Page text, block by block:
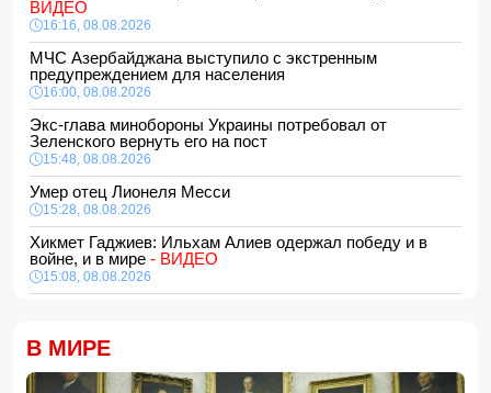
ВИДЕО
16:16, 08.08.2026
МЧС Азербайджана выступило с экстренным
предупреждением для населения
16:00, 08.08.2026
Экс-глава минобороны Украины потребовал от
Зеленского вернуть его на пост
15:48, 08.08.2026
Умер отец Лионеля Месси
15:28, 08.08.2026
Хикмет Гаджиев: Ильхам Алиев одержал победу и в
войне, и в мире - ВИДЕО
15:08, 08.08.2026
15:00, 08.08.2026
Белый, черный или яркий: психолог объяснила, как цвет
В МИРЕ